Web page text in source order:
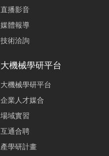
直播影音
媒體報導
技術洽詢
大機械學研平台
大機械學研平台
企業人才媒合
場域實習
互通合聘
產學研計畫